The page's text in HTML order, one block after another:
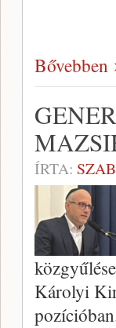
Bővebben
ÍRTA:
Károlyi